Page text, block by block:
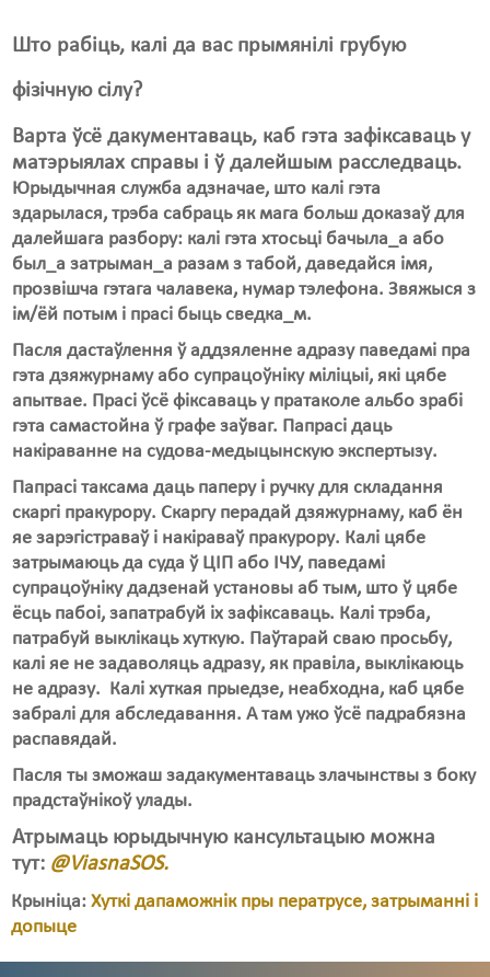
Што рабіць, калі да вас прымянілі грубую
фізічную сілу?
Варта ўсё дакументаваць, каб гэта зафіксаваць у
матэрыялах справы і ў далейшым расследваць.
Юрыдычная служба адзначае, што калі гэта
здарылася, трэба сабраць як мага больш доказаў для
далейшага разбору: калі гэта хтосьці бачыла_а або
был_а затрыман_а разам з табой, даведайся імя,
прозвішча гэтага чалавека, нумар тэлефона. Звяжыся з
ім/ёй потым і прасі быць сведка_м.
Пасля дастаўлення ў аддзяленне адразу паведамі пра
гэта дзяжурнаму або супрацоўніку міліцыі, які цябе
апытвае. Прасі ўсё фіксаваць у пратаколе альбо зрабі
гэта самастойна ў графе заўваг. Папрасі даць
накіраванне на судова-медыцынскую экспертызу.
Папрасі таксама даць паперу і ручку для складання
скаргі пракурору. Скаргу перадай дзяжурнаму, каб ён
яе зарэгістраваў і накіраваў пракурору. Калі цябе
затрымаюць да суда ў ЦІП або ІЧУ, паведамі
супрацоўніку дадзенай установы аб тым, што ў цябе
ёсць пабоі, запатрабуй іх зафіксаваць. Калі трэба,
патрабуй выклікаць хуткую. Паўтарай сваю просьбу,
калі яе не задаволяць адразу, як правіла, выклікаюць
не адразу. Калі хуткая прыедзе, неабходна, каб цябе
забралі для абследавання. А там ужо ўсё падрабязна
распавядай.
Пасля ты зможаш задакументаваць злачынствы з боку
прадстаўнікоў улады.
Атрымаць юрыдычную кансультацыю можна
тут: @ViasnaSOS.
Крыніца: Хуткі дапаможнік пры ператрусе, затрыманні і
допыце